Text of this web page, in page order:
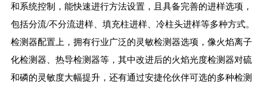
和系统控制，能快速进行方法设置，且具备完善的进样选项，
包括分流/不分流进样、填充柱进样、冷柱头进样等多种方式。
检测器配置上，拥有行业广泛的灵敏检测器选项，像火焰离子
化检测器、热导检测器等，其中改进后的火焰光度检测器对硫
和磷的灵敏度大幅提升，还有通过安捷伦伙伴可选的多种检测